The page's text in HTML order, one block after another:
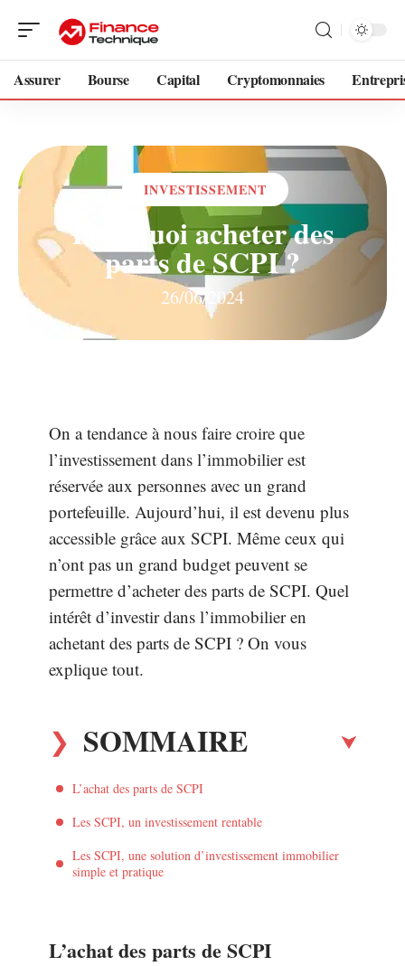
Assurer Bourse Capital Cryptomonnaies
INVESTISSEMENT
Pourquoi acheter des
parts de SCPI ?
26/06/2024
On a tendance à nous faire croire que
l’investissement dans l’immobilier est
réservée aux personnes avec un grand
portefeuille. Aujourd’hui, il est devenu plus
accessible grâce aux SCPI. Même ceux qui
n’ont pas un grand budget peuvent se
permettre d’acheter des parts de SCPI. Quel
intérêt d’investir dans l’immobilier en
achetant des parts de SCPI ? On vous
explique tout.
SOMMAIRE
L’achat des parts de SCPI
Les SCPI, un investissement rentable
Les SCPI, une solution d’investissement immobilier
simple et pratique
L’achat des parts de SCPI